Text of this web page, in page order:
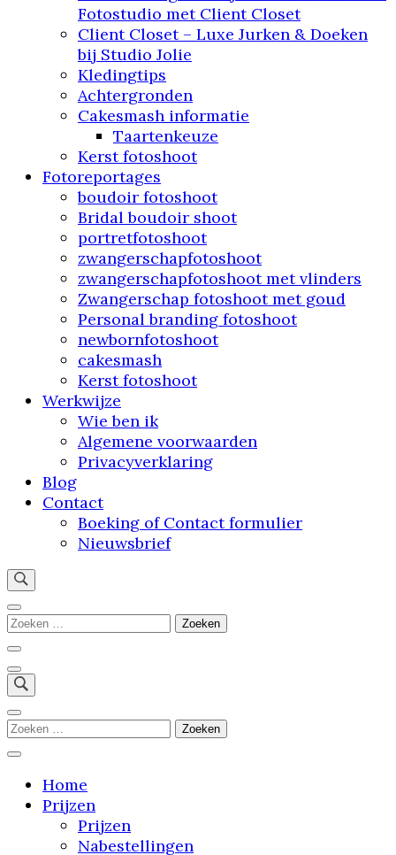
Fotostudio met Client Closet
Client Closet – Luxe Jurken & Doeken
bij Studio Jolie
Kledingtips
Achtergronden
Cakesmash informatie
Taartenkeuze
Kerst fotoshoot
Fotoreportages
boudoir fotoshoot
Bridal boudoir shoot
portretfotoshoot
zwangerschapfotoshoot
zwangerschapfotoshoot met vlinders
Zwangerschap fotoshoot met goud
Personal branding fotoshoot
newbornfotoshoot
cakesmash
Kerst fotoshoot
Werkwijze
Wie ben ik
Algemene voorwaarden
Privacyverklaring
Blog
Contact
Boeking of Contact formulier
Nieuwsbrief
"Stap binnen in mijn droomstudio: waar jouw
verhaal tot leven komt"
Zoeken
naar:
Zoeken
Home
Prijzen
Prijzen
Nabestellingen